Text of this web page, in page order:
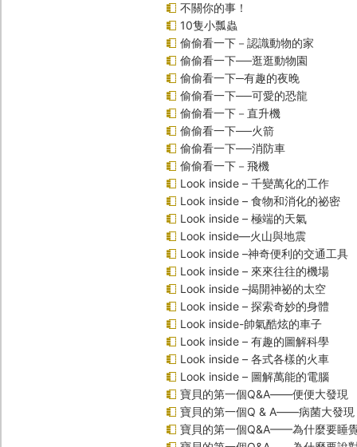
不關你的事！
10隻小瓢蟲
偷偷看一下－認識動物的家
偷偷看一下──逛逛動物園
偷偷看一下─有趣的夜晚
偷偷看一下──可愛的恐龍
偷偷看一下－直升機
偷偷看一下──火箭
偷偷看一下──消防車
偷偷看一下－飛機
Look inside – 千變萬化的工作
Look inside – 食物和消化的祕密
Look inside – 極端的天氣
Look inside—火山與地震
Look inside –神奇便利的交通工具
Look inside – 來來往往的機場
Look inside –揭開神祕的太空
Look inside – 探索奇妙的身體
Look inside-帥氣酷炫的車子
Look inside – 有趣的圖解科學
Look inside – 各式各樣的火車
Look inside – 圖解萬能的電腦
寶貝的第一個Q&A――便便大發現
寶貝的第一個Q & A――病菌大發現
寶貝的第一個Q&A——為什麼要睡